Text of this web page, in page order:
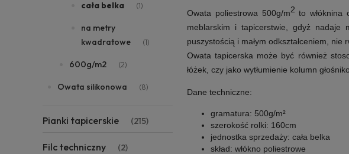
cała belka (1)
na metry
kwadratowe
(1)
600g/m2 (2)
Owata silikonowa (8)
Pianki tapicerskie (215)
Filc techniczny (2)
Owata poliestrowa 500g/m2 to włóknina
meblarskim i tapicerstwie, gdyż
puszystością i małym odkształceniem,
Owata tapicerska może być również
łóżek, czy jako wytłumienie kolumn
Dane techniczne:
gramatura: 500g/m²
szerokość rolki: 160cm
jednostka sprzedaży: cała belka
skład: włókno poliestrowe